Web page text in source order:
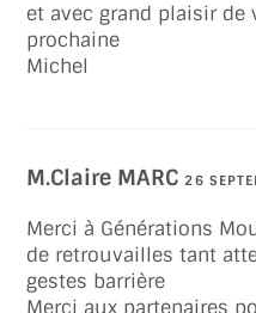
et avec grand plaisir de
prochaine
Michel
M.Claire MARC26
Merci à Générations
de retrouvailles tant
gestes barrière
Merci aux partenaires